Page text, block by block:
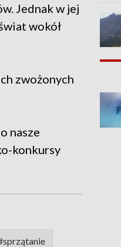
Jednak w jej
wokół
zwożonych
nasze
konkursy